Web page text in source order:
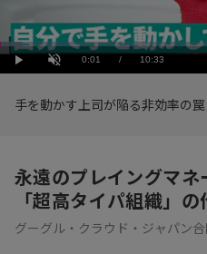
Play UnmuteCurrent
0:01 / Duration
10:33
Loaded:
5.69%
手を動かす上司が陥る非効率の罠
永遠のプレイングマネ
「超高タイパ組織」
グーグル・クラウド・ジャパン